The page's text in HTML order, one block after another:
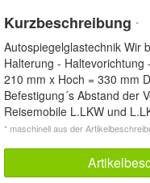
Kurzbeschreibung *
Autospiegelglastechnik Wir
Halterung -
210 mm x Hoch = 330 mm
Befestigung´s Abstand der
Reisemobile L.LKW und
* maschinell aus der